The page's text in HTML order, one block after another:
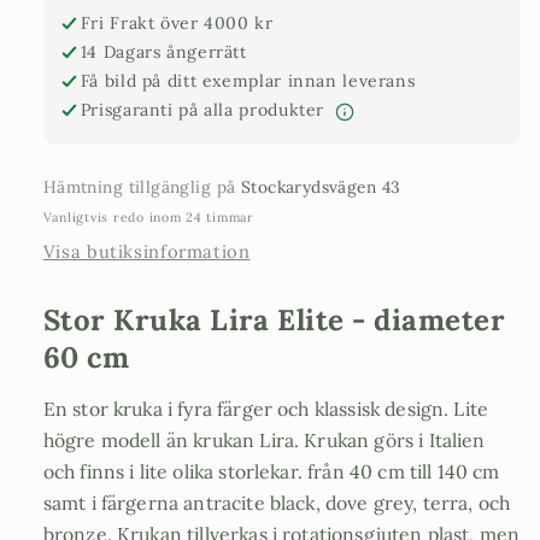
60
60
cm
Fri Frakt över 4000 kr
14 Dagars ångerrätt
Få bild på ditt exemplar innan leverans
Prisgaranti på alla produkter
Hämtning tillgänglig på Stockarydsvägen 43
Vanligtvis redo inom 24 timmar
Visa butiksinformation
Stor Kruka Lira Elite - diameter
60 cm
En stor kruka i fyra färger och klassisk design. Lite
högre modell än krukan Lira. Krukan görs i Italien
och finns i lite olika storlekar. från 40 cm till 140 cm
samt i färgerna antracite black, dove grey, terra, och
bronze. Krukan tillverkas i rotationsgjuten plast, men